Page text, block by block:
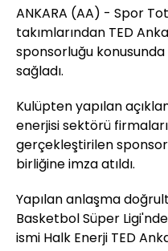
ANKARA (AA) - Spor
takımlarından TED
sponsorluğu
sağladı.
Kulüpten yapılan
enerjisi sektörü
gerçekleştirilen
birliğine imza atıldı.
Yapılan anlaşma
Basketbol Süper
ismi Halk Enerji TED